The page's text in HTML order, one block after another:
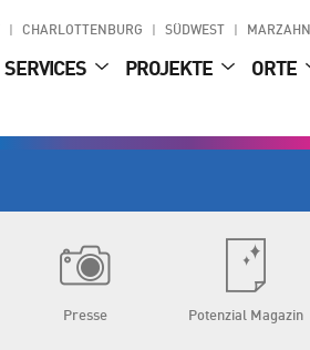
CHARLOTTENBURG SÜDWEST MARZAHN
SERVICES PROJEKTE ORTE
Presse Potenzial Magazin